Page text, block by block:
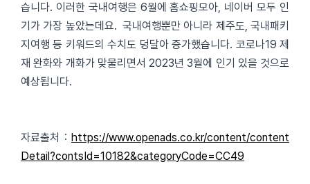
습니다. 이러한 국내여행은 6월에 홈쇼핑모아, 네이버 모두 인
기가 가장 높았는데요. 국내여행뿐만 아니라 제주도, 국내패키
지여행 등 키워드의 수치도 덩달아 증가했습니다. 코로나19 제
재 완화와 개화가 맞물리면서 2023년 3월에 인기 있을 것으로
예상됩니다.
자료출처 : https://www.openads.co.kr/content/content
Detail?contsId=10182&categoryCode=CC49